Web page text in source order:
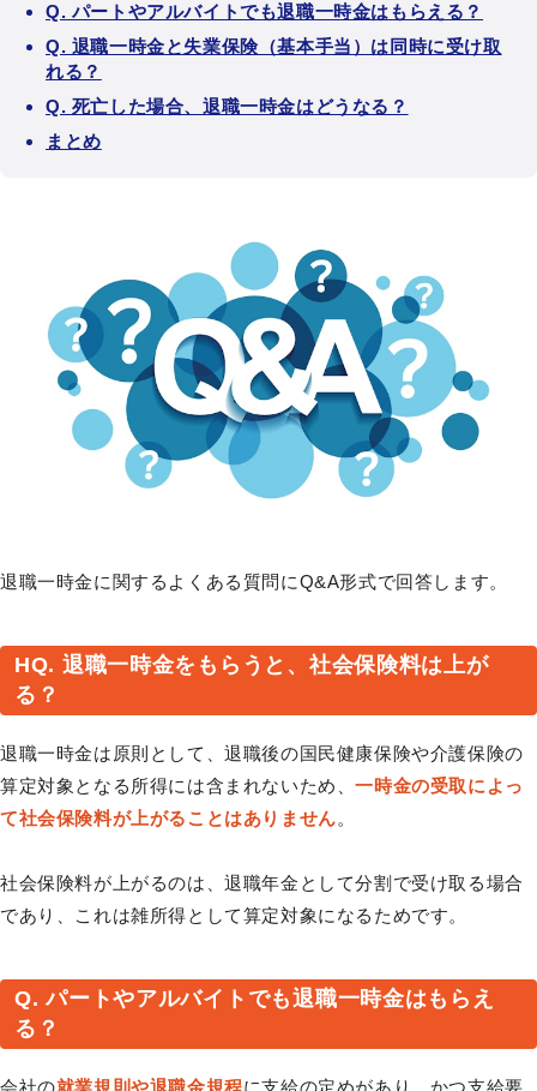
Q. パートやアルバイトでも退職一時金はもらえる？
Q. 退職一時金と失業保険（基本手当）は同時に受け取
れる？
Q. 死亡した場合、退職一時金はどうなる？
まとめ
退職一時金に関するよくある質問にQ&A形式で回答します。
HQ. 退職一時金をもらうと、社会保険料は上が
る？
退職一時金は原則として、退職後の国民健康保険や介護保険の
算定対象となる所得には含まれないため、一時金の受取によっ
て社会保険料が上がることはありません。
社会保険料が上がるのは、退職年金として分割で受け取る場合
であり、これは雑所得として算定対象になるためです。
Q. パートやアルバイトでも退職一時金はもらえ
る？
会社の就業規則や退職金規程に支給の定めがあり、かつ支給要